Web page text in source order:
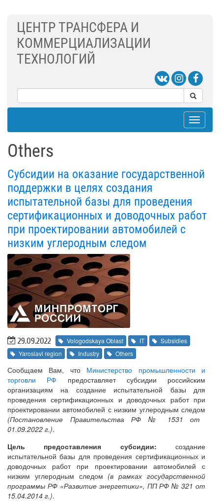
ЦЕНТР ТРАНСФЕРА И
КОММЕРЦИАЛИЗАЦИИ
ТЕХНОЛОГИЙ
Toggle
Others
Субсидии на оказание государственной
поддержки в целях создания
испытательной базы для проведения
сертификационных и доводочных работ
при проектировании автомобилей с
низким углеродным следом
29.09.2022 Vologodskaya Oblast IT
Subsidies
Yaroslavl region
Industry Others
Сообщаем Вам, что Министерство промышленности и
торговли РФ предоставляет субсидии российским
организациям на создание испытательной базы для
проведения сертификационных и доводочных работ при
проектировании автомобилей с низким углеродным следом
(Постановление Правительства РФ № 1531 от
01.09.2022 г.).
Цель предоставления субсидии: создание
испытательной базы для проведения сертификационных и
доводочных работ при проектировании автомобилей с
низким углеродным следом (в рамках государственной
программы РФ «Развитие энергетики», ПП РФ № 321 от
15.04.2014 г.).